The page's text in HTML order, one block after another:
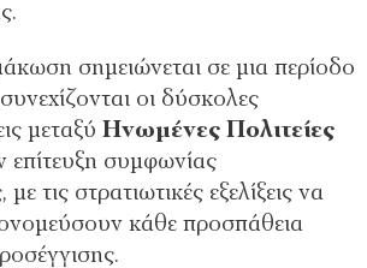
σημειώνεται σε μια περίοδο
οι δύσκολες
μεταξύ Ηνωμένες Πολιτείες
επίτευξη συμφωνίας
τις στρατιωτικές εξελίξεις να
κάθε προσπάθεια